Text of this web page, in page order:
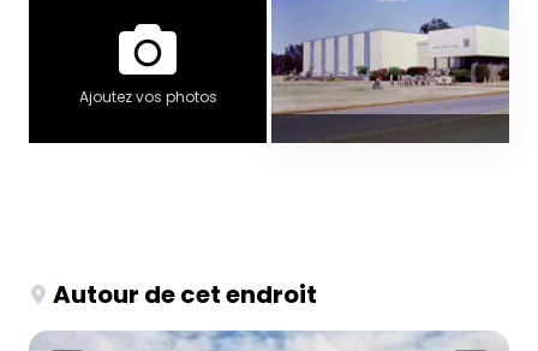
Ajoutez vos photos
Autour de cet endroit